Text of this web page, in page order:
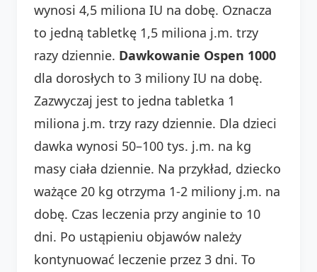
wynosi 4,5 miliona IU na dobę. Oznacza
to jedną tabletkę 1,5 miliona j.m. trzy
razy dziennie. Dawkowanie Ospen 1000
dla dorosłych to 3 miliony IU na dobę.
Zazwyczaj jest to jedna tabletka 1
miliona j.m. trzy razy dziennie. Dla dzieci
dawka wynosi 50–100 tys. j.m. na kg
masy ciała dziennie. Na przykład, dziecko
ważące 20 kg otrzyma 1-2 miliony j.m. na
dobę. Czas leczenia przy anginie to 10
dni. Po ustąpieniu objawów należy
kontynuować leczenie przez 3 dni. To